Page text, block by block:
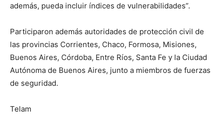
además, pueda incluir índices de vulnerabilidades”.
Participaron además autoridades de protección civil de
las provincias Corrientes, Chaco, Formosa, Misiones,
Buenos Aires, Córdoba, Entre Ríos, Santa Fe y la Ciudad
Autónoma de Buenos Aires, junto a miembros de fuerzas
de seguridad.
Telam